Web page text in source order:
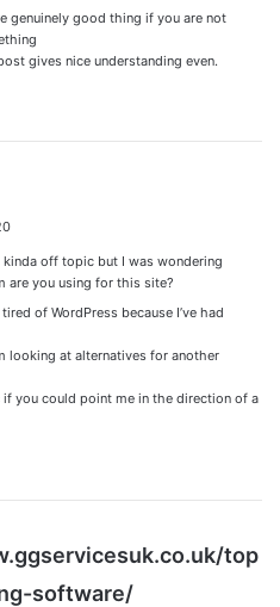
genuinely good thing if you are not
gives nice understanding even.
off topic but I was wondering
are you using for this site?
of WordPress because I’ve had
looking at alternatives for another
you could point me in the direction of a
top
software/